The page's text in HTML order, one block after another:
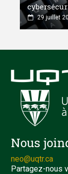
29 juillet
Nous
neo@uqtr.ca
Partagez-nous